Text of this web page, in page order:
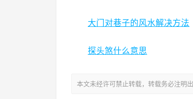
大门对巷子的风水解决方法
探头煞什么意思
本文未经许可禁止转载，转载务必注明出